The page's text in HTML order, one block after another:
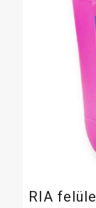
RIA